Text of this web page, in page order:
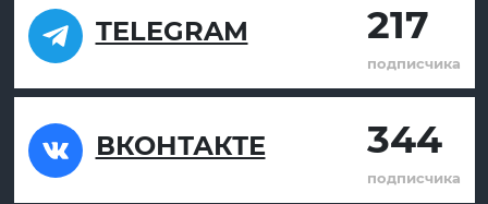
TELEGRAM 217
подписчика
ВКОНТАКТЕ 344
подписчика